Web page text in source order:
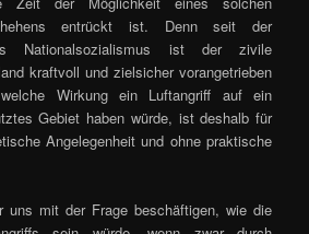
entrückt ist. Denn seit der
Nationalsozialismus ist der zivile
kraftvoll und zielsicher vorangetrieben
Wirkung ein Luftangriff auf ein
Gebiet haben würde, ist deshalb für
Angelegenheit und ohne praktische
uns mit der Frage beschäftigen, wie die